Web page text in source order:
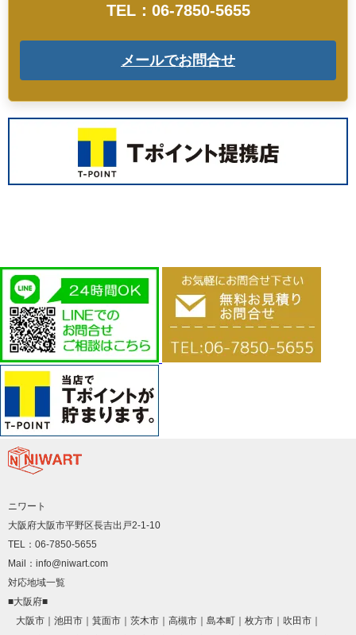
TEL：06-7850-5655
メールでお問合せ
ニワート
大阪府大阪市平野区長吉出戸2-1-10
TEL：06-7850-5655
Mail：info@niwart.com
対応地域一覧
■大阪府■
大阪市
池田市 箕面市 茨木市 高槻市 島本町 枚方市
吹田市